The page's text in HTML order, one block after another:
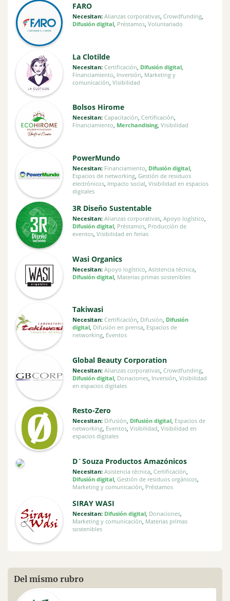
FARO
Necesitan: Alianzas corporativas, Crowdfunding,
Difusión digital, Préstamos, Voluntariado
La Clotilde
Necesitan: Certificación Difusión digital,
Financiamiento Inversión Marketing y
comunicación Visibilidad
Bolsos Hirome
Necesitan: Capacitación, Certificación,
Financiamiento, Merchandising, Visibilidad
PowerMundo
Necesitan: Financiamiento Difusión digital,
Espacios de networking, Gestión de residuos
electrónicos, Impacto social Visibilidad en espacios
digitales
3R Diseño Sustentable
Necesitan: Alianzas corporativas, Apoyo logístico,
Difusión digital, Préstamos, Producción de
eventos, Visibilidad en ferias
Wasi Organics
Necesitan: Apoyo logístico Asistencia técnica,
Difusión digital, Materias primas sostenibles
Takiwasi
Necesitan: Certificación, Difusión, Difusión
digital, Difusión en prensa, Espacios de
networking, Eventos
Global Beauty Corporation
Necesitan: Alianzas corporativas, Crowdfunding,
Difusión digital, Donaciones, Inversión Visibilidad
en espacios digitales
Resto-Zero
Necesitan: Difusión, Difusión digital, Espacios de
networking, Eventos, Visibilidad, Visibilidad en
espacios digitales
D´Souza Productos Amazónicos
Necesitan: Asistencia técnica, Certificación
Difusión digital, Gestión de residuos orgánicos,
Marketing y comunicación Préstamos
SIRAY WASI
Necesitan: Difusión digital, Donaciones,
Marketing y comunicación Materias primas
sostenibles
Del mismo rubro